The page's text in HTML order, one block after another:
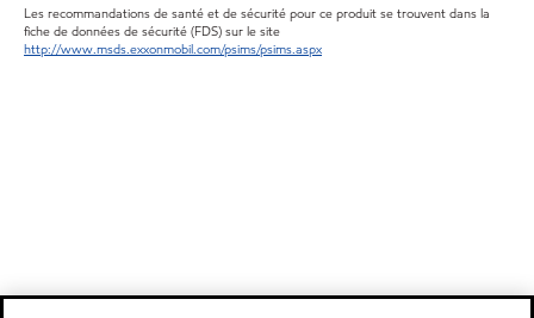
Les recommandations de santé et de sécurité pour ce produit se trouvent dans la
fiche de données de sécurité (FDS) sur le site
http://www.msds.exxonmobil.com/psims/psims.aspx